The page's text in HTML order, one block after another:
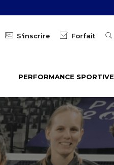
S'inscrire Forfait
PERFORMANCE SPORTIVE